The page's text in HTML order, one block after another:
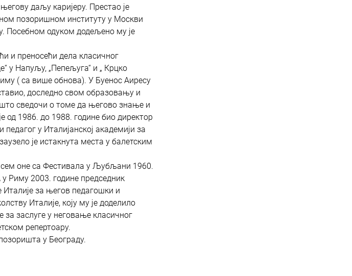
даљу каријеру. Престао је
позоришном институту у Москви
Посебном одуком додељено му је
и преносећи дела класичног
у Напуљу, „Пепељуга“ и „ Крцко
( са више обнова). У Буенос Аиресу
доследно свом образовању и
сведочи о томе да његово знање и
од 1986. до 1988. године био директор
у Италијанској академији за
је истакнута места у балетским
оне са Фестивала у Љубљани 1960.
Риму 2003. године председник
за његов педагошки и
Италије, коју му је доделило
за заслуге у неговање класичног
репертоару.
у Београду.